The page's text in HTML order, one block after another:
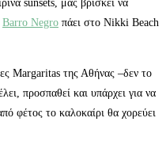
sunsets, μας βρίσκει να
Barro Negro πάει στο Nikki Beach
Margaritas της Αθήνας –δεν το
προσπαθεί και υπάρχει για να
φέτος το καλοκαίρι θα χορεύει